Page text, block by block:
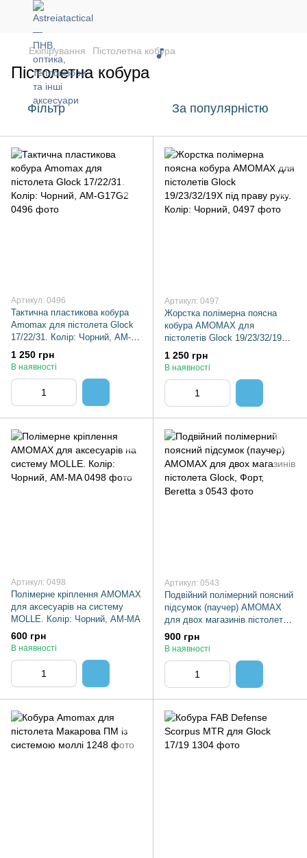
Екіпірування Пістолетна кобура
Пістолетна кобура
Фільтр За популярністю
Артикул: 0496
Тактична пластикова кобура
Amomax для пістолета Glock
17/22/31. Колір: Чорний, AM-
G17G2
1 250 грн
В наявності
Артикул: 0497
Жорстка полімерна поясна
кобура AMOMAX для
пістолетів Glock 19/23/32/19X
під праву руку. Колір: Чорний,
1 250 грн
В наявності
Артикул: 0498
Полімерне кріплення AMOMAX
для аксесуарів на систему
MOLLE. Колір: Чорний, AM-MA
600 грн
В наявності
Артикул: 0543
Подвійний полімерний поясний
підсумок (паучер) AMOMAX
для двох магазинів пістолета
Glock, Форт, Beretta з
900 грн
В наявності